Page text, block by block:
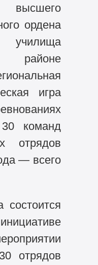
высшего
ордена
районе
игра
команд
отрядов
— всего
отрядов